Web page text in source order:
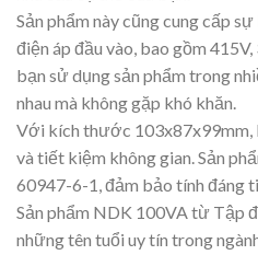
Sản phẩm này cũng cung cấp
điện áp đầu vào, bao gồm
bạn sử dụng sản phẩm trong
nhau mà không gặp khó khăn.
Với kích thước 103x87x99mm,
và tiết kiệm không gian. Sản
60947-6-1, đảm bảo tính đáng
Sản phẩm NDK 100VA từ Tập
những tên tuổi uy tín trong